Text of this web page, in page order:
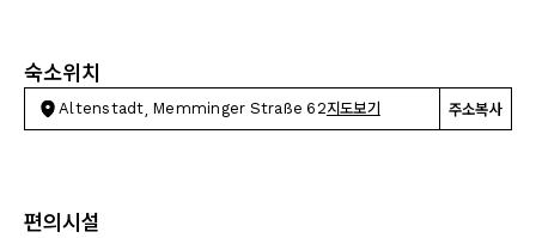
숙소위치
Altenstadt, Memminger Straße 62지도보기 주소복사
편의시설